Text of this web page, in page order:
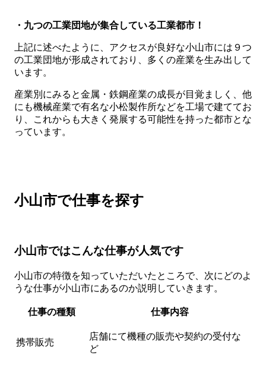
・九つの工業団地が集合している工業都市！
上記に述べたように、アクセスが良好な小山市には９つ
の工業団地が形成されており、多くの産業を生み出して
います。
産業別にみると金属・鉄鋼産業の成長が目覚ましく、他
にも機械産業で有名な小松製作所などを工場で建ててお
り、これからも大きく発展する可能性を持った都市とな
っています。
小山市で仕事を探す
小山市ではこんな仕事が人気です
小山市の特徴を知っていただいたところで、次にどのよ
うな仕事が小山市にあるのか説明していきます。
仕事の種類 仕事内容
携帯販売
店舗にて機種の販売や契約の受付な
ど